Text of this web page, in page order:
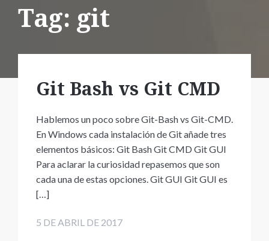
Tag: git
Git Bash vs Git CMD
Hablemos un poco sobre Git-Bash vs Git-CMD.
En Windows cada instalación de Git añade tres
elementos básicos: Git Bash Git CMD Git GUI
Para aclarar la curiosidad repasemos que son
cada una de estas opciones. Git GUI Git GUI es
[…]
5 DE ABRIL DE 2017